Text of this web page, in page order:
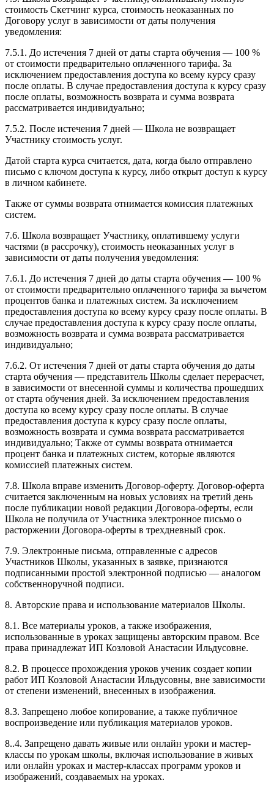
стоимость Скетчинг курса, стоимость неоказанных по
Договору услуг в зависимости от даты получения
уведомления:
7.5.1. До истечения 7 дней от даты старта обучения — 100 %
от стоимости предварительно оплаченного тарифа. За
исключением предоставления доступа ко всему курсу сразу
после оплаты. В случае предоставления доступа к курсу сразу
после оплаты, возможность возврата и сумма возврата
рассматривается индивидуально;
7.5.2. После истечения 7 дней — Школа не возвращает
Участнику стоимость услуг.
Датой старта курса считается, дата, когда было отправлено
письмо с ключом доступа к курсу, либо открыт доступ к курсу
в личном кабинете.
Также от суммы возврата отнимается комиссия платежных
систем.
7.6. Школа возвращает Участнику, оплатившему услуги
частями (в рассрочку), стоимость неоказанных услуг в
зависимости от даты получения уведомления:
7.6.1. До истечения 7 дней до даты старта обучения — 100 %
от стоимости предварительно оплаченного тарифа за вычетом
процентов банка и платежных систем. За исключением
предоставления доступа ко всему курсу сразу после оплаты. В
случае предоставления доступа к курсу сразу после оплаты,
возможность возврата и сумма возврата рассматривается
индивидуально;
7.6.2. От истечения 7 дней от даты старта обучения до даты
старта обучения — представитель Школы сделает перерасчет,
в зависимости от внесенной суммы и количества прошедших
от старта обучения дней. За исключением предоставления
доступа ко всему курсу сразу после оплаты. В случае
предоставления доступа к курсу сразу после оплаты,
возможность возврата и сумма возврата рассматривается
индивидуально; Также от суммы возврата отнимается
процент банка и платежных систем, которые являются
комиссией платежных систем.
7.8. Школа вправе изменить Договор-оферту. Договор-оферта
считается заключенным на новых условиях на третий день
после публикации новой редакции Договора-оферты, если
Школа не получила от Участника электронное письмо о
расторжении Договора-оферты в трехдневный срок.
7.9. Электронные письма, отправленные с адресов
Участников Школы, указанных в заявке, признаются
подписанными простой электронной подписью — аналогом
собственноручной подписи.
8. Авторские права и использование материалов Школы.
8.1. Все материалы уроков, а также изображения,
использованные в уроках защищены авторским правом. Все
права принадлежат ИП Козловой Анастасии Ильдусовне.
8.2. В процессе прохождения уроков ученик создает копии
работ ИП Козловой Анастасии Ильдусовны, вне зависимости
от степени изменений, внесенных в изображения.
8.3. Запрещено любое копирование, а также публичное
воспроизведение или публикация материалов уроков.
8..4. Запрещено давать живые или онлайн уроки и мастер-
классы по урокам школы, включая использование в живых
или онлайн уроках и мастер-классах программ уроков и
изображений, создаваемых на уроках.